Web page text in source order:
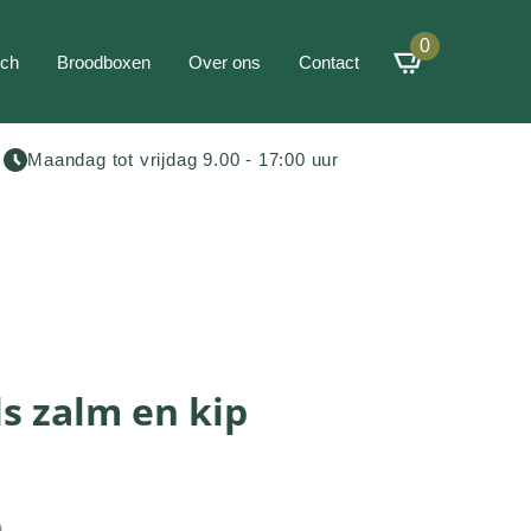
Broodboxen Over ons Contact
0
Maandag tot vrijdag 9.00 - 17:00 uur
zalm en kip